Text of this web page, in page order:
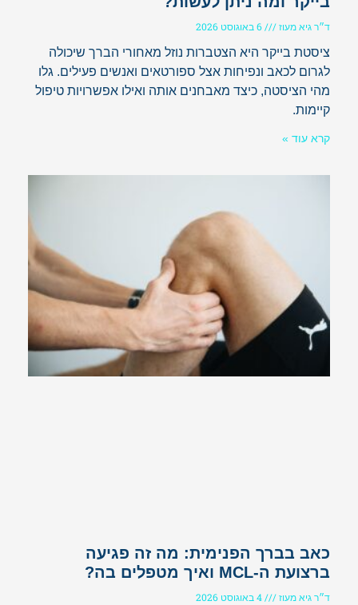
ד״ר גיא מעוז
ציסטת בייקר היא הצטברות נוזל מאחורי הברך שיכולה
לגרום לכאב ונפיחות אצל ספורטאים ואנשים פעילים. גלו
מהי הציסטה, כיצד מאבחנים אותה ואילו אפשרויות טיפול
קיימות.
קרא עוד »
כאב בברך הפנימית: מה זה פגיעה
ברצועת ה-MCL ואיך מטפלים בה?
ד״ר גיא מעוז